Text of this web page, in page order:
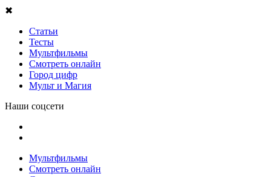
✖
Статьи
Тесты
Мультфильмы
Смотреть онлайн
Город цифр
Мульт и Магия
Наши соцсети
Мультфильмы
Смотреть онлайн